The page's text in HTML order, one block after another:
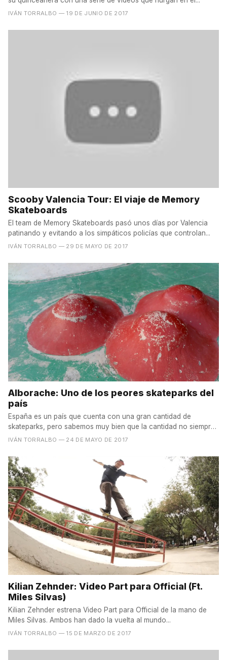
IVÁN TORRALBO — 19 DE JUNIO DE 2017
Scooby Valencia Tour: El viaje de Memory
Skateboards
El team de Memory Skateboards pasó unos días por Valencia
patinando y evitando a los simpáticos policías que controlan...
IVÁN TORRALBO — 29 DE MAYO DE 2017
Alborache: Uno de los peores skateparks del
país
España es un país que cuenta con una gran cantidad de
skateparks, pero sabemos muy bien que la cantidad no siempre
va...
IVÁN TORRALBO — 24 DE MAYO DE 2017
Kilian Zehnder: Video Part para Official (Ft.
Miles Silvas)
Kilian Zehnder estrena Video Part para Official de la mano de
Miles Silvas. Ambos han dado la vuelta al mundo...
IVÁN TORRALBO — 15 DE MARZO DE 2017